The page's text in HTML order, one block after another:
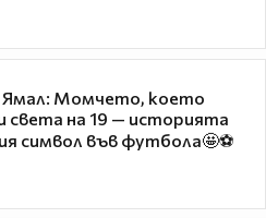
Ямал: Момчето, което
света на 19 — историята
символ във футбола🤩⚽